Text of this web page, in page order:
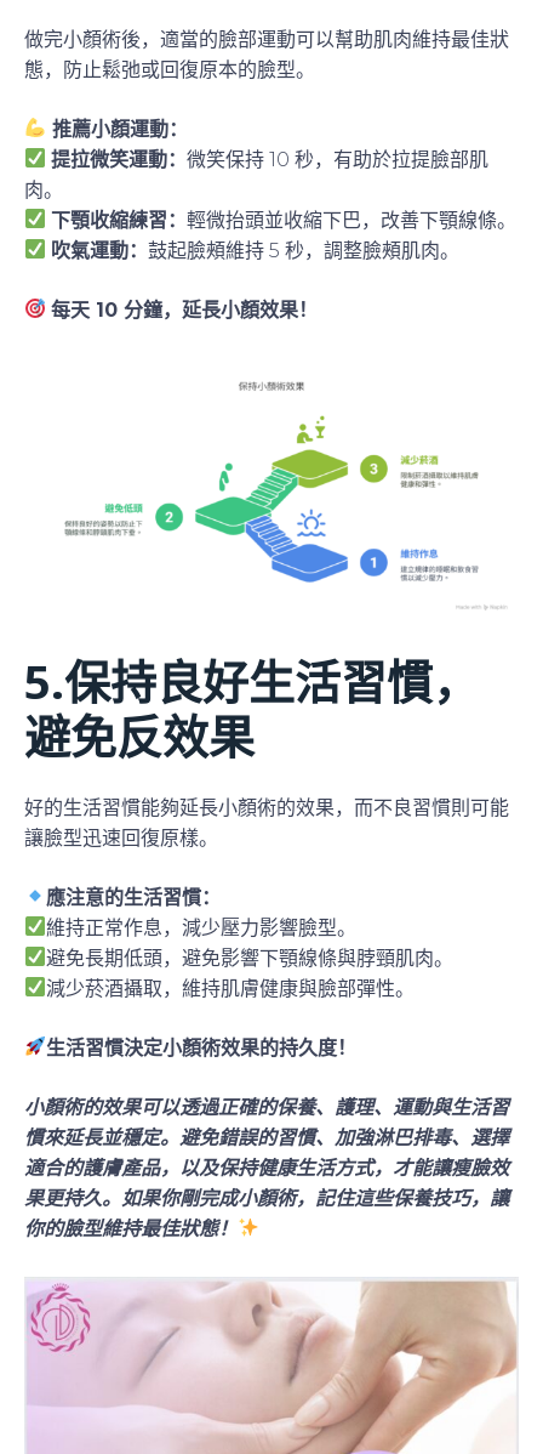
做完小顏術後，適當的臉部運動可以幫助肌肉維持最佳狀
態，防止鬆弛或回復原本的臉型。
推薦小顏運動：
提拉微笑運動：微笑保持 10 秒，有助於拉提臉部肌
肉。
下顎收縮練習：輕微抬頭並收縮下巴，改善下顎線條。
吹氣運動：鼓起臉頰維持 5 秒，調整臉頰肌肉。
每天 10 分鐘，延長小顏效果！
5.保持良好生活習慣，
避免反效果
好的生活習慣能夠延長小顏術的效果，而不良習慣則可能
讓臉型迅速回復原樣。
應注意的生活習慣：
維持正常作息，減少壓力影響臉型。
避免長期低頭，避免影響下顎線條與脖頸肌肉。
減少菸酒攝取，維持肌膚健康與臉部彈性。
生活習慣決定小顏術效果的持久度！
小顏術的效果可以透過正確的保養、護理、運動與生活習
慣來延長並穩定。避免錯誤的習慣、加強淋巴排毒、選擇
適合的護膚產品，以及保持健康生活方式，才能讓瘦臉效
果更持久。如果你剛完成小顏術，記住這些保養技巧，讓
你的臉型維持最佳狀態！